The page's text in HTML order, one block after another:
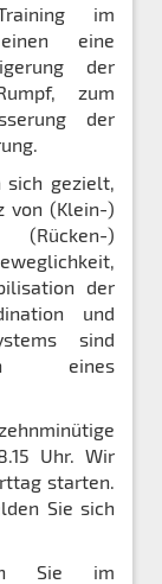
im
eine
der
zum
der
sich gezielt,
von (Klein-)
)
der
und
sind
eines
Uhr. Wir
starten.
Sie sich
Sie im